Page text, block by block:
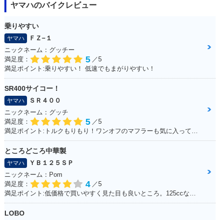
ヤマハのバイクレビュー
乗りやすい
ヤマハ
ＦＺ−１
ニックネーム：グッチー
満足度：
5 ／5
満足ポイント:乗りやすい！ 低速でもまがりやすい！
SR400サイコー！
ヤマハ
ＳＲ４００
ニックネーム：グッチ
満足度：
5 ／5
ところどころ中華製
ヤマハ
ＹＢ１２５ＳＰ
ニックネーム：Pom
満足度：
4 ／5
LOBO